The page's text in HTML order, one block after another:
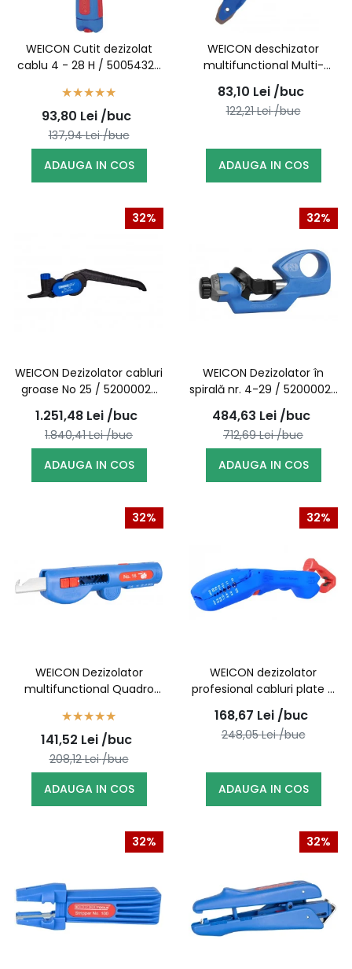
WEICON Cutit dezizolat
cablu 4 - 28 H / 50054328
93,80 Lei /buc
137,94Lei /buc
ADAUGA IN COS
WEICON deschizator
multifunctional Multi-
Opener / 52800000
(10044966)
83,10 Lei /buc
122,21Lei /buc
ADAUGA IN COS
32%
WEICON Dezizolator cabluri
groase No 25 / 52000025
(10034292)
1.251,48 Lei /buc
1.840,41Lei /buc
ADAUGA IN COS
32%
WEICON Dezizolator în
spirală nr. 4-29 / 52000029
(10058056)
484,63 Lei /buc
712,69Lei /buc
ADAUGA IN COS
32%
WEICON Dezizolator
multifunctional Quadro
52000016 (10038853)
141,52 Lei /buc
208,12Lei /buc
ADAUGA IN COS
32%
WEICON dezizolator
profesional cabluri plate si
rotunde / 50058018
(10068090)
168,67 Lei /buc
248,05Lei /buc
ADAUGA IN COS
32% 32%